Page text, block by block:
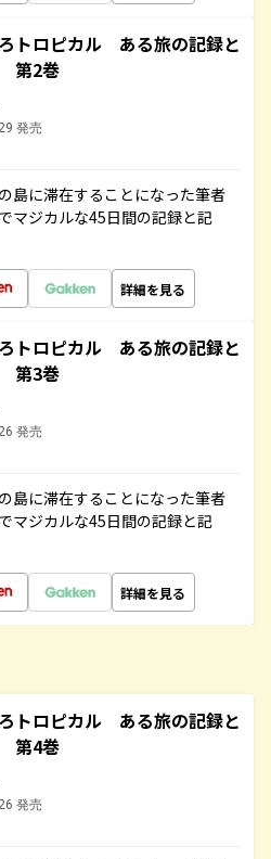
トロピカル ある旅の記録と
第2巻
発売
島に滞在することになった筆者
マジカルな45日間の記録と記
詳細を見る
トロピカル ある旅の記録と
第3巻
発売
島に滞在することになった筆者
マジカルな45日間の記録と記
詳細を見る
トロピカル ある旅の記録と
第4巻
発売